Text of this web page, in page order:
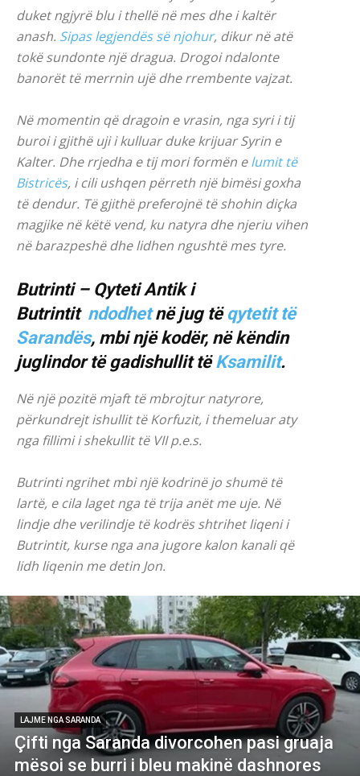
duket ngjyrë blu i thellë në mes dhe i kaltër
anash. Sipas legjendës së njohur, dikur në atë
tokë sundonte një dragua. Drogoi ndalonte
banorët të merrnin ujë dhe rrembente vajzat.
Në momentin që dragoin e vrasin, nga syri i tij
buroi i gjithë uji i kulluar duke krijuar Syrin e
Kalter. Dhe rrjedha e tij mori formën elumit të
Bistricës, i cili ushqen përreth një bimësi goxha
të dendur. Të gjithë preferojnë të shohin diçka
magjike në këtë vend, ku natyra dhe njeriu vihen
në barazpeshë dhe lidhen ngushtë mes tyre.
Butrinti – Qyteti Antik i
Butrintit ndodhetnë jug tëqytetit të
Sarandës, mbi një kodër, në këndin
juglindor të gadishullit tëKsamilit.
Në një pozitë mjaft të mbrojtur natyrore,
përkundrejt ishullit të Korfuzit, i themeluar aty
nga fillimi i shekullit të VII p.e.s.
Butrinti ngrihet mbi një kodrinë jo shumë të
lartë, e cila laget nga të trija anët me uje. Në
lindje dhe verilindje të kodrës shtrihet liqeni i
Butrintit, kurse nga ana jugore kalon kanali që
lidh liqenin me detin Jon.
LAJME NGA SARANDA
Çifti nga Saranda divorcohen pasi gruaja
mësoi se burri i bleu makinë dashnores